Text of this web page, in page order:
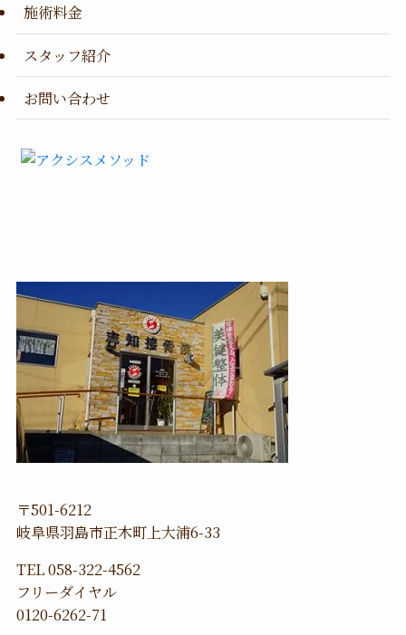
施術料金
スタッフ紹介
お問い合わせ
〒501-6212
岐阜県羽島市正木町上大浦6-33
TEL 058-322-4562
フリーダイヤル
0120-6262-71